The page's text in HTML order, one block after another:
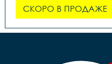
СКОРО В ПРОДАЖЕ